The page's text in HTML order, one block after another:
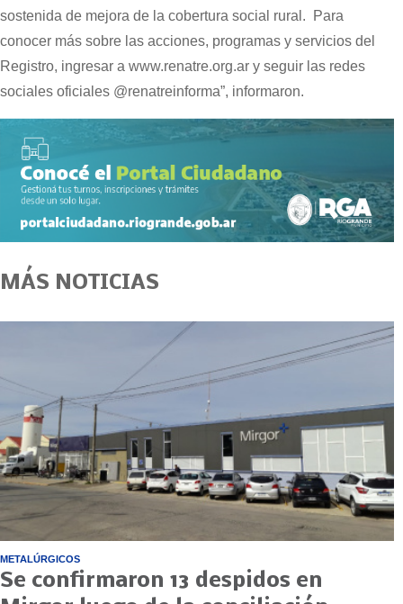
sostenida de mejora de la cobertura social rural. Para
conocer más sobre las acciones, programas y servicios del
Registro, ingresar a www.renatre.org.ar y seguir las redes
sociales oficiales @renatreinforma”, informaron.
MÁS NOTICIAS
METALÚRGICOS
Se confirmaron 13 despidos en